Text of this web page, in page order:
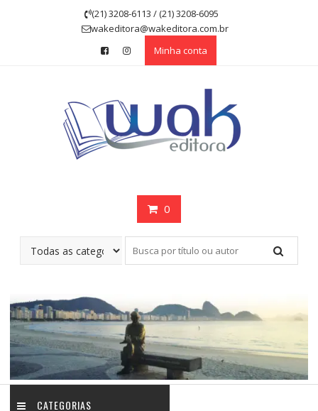
(21) 3208-6113 / (21) 3208-6095
wakeditora@wakeditora.com.br
Minha conta
0
CATEGORIAS